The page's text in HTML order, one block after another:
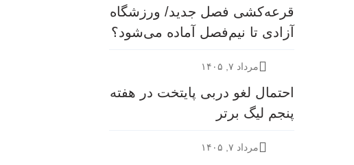
قرعه‎‌کشی فصل جدید/ ورزشگاه
آزادی تا نیم‌فصل آماده می‌شود؟
مرداد ۷, ۱۴۰۵
احتمال لغو دربی پایتخت در هفته
پنجم لیگ برتر
مرداد ۷, ۱۴۰۵